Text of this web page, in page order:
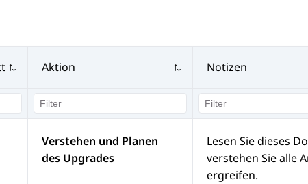
Aktion Notizen
Verstehen und Planen
des Upgrades
Lesen Sie dieses
verstehen Sie alle
ergreifen.